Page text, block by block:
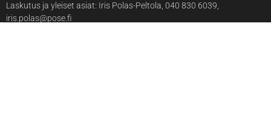
Laskutus ja yleiset asiat: Iris Polas-Peltola, 040 830 6039,
iris.polas@pose.fi